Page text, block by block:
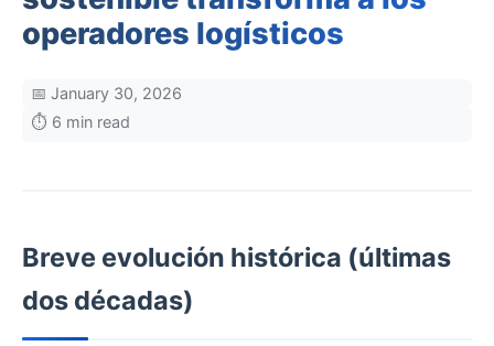
operadores logísticos
📅 January 30, 2026
⏱️ 6 min read
Breve evolución histórica (últimas
dos décadas)